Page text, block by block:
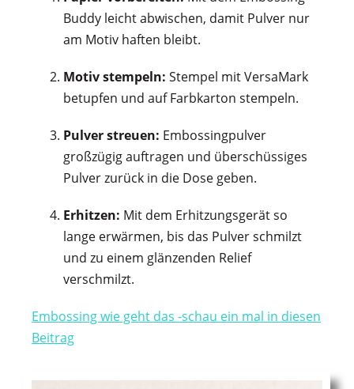
Buddy leicht abwischen, damit Pulver nur
am Motiv haften bleibt.
Motiv stempeln: Stempel mit VersaMark
betupfen und auf Farbkarton stempeln.
Pulver streuen: Embossingpulver
großzügig auftragen und überschüssiges
Pulver zurück in die Dose geben.
Erhitzen: Mit dem Erhitzungsgerät so
lange erwärmen, bis das Pulver schmilzt
und zu einem glänzenden Relief
verschmilzt.
Embossing wie geht das -schau ein mal in diesen
Beitrag